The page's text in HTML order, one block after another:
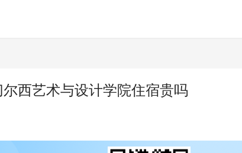
西艺术与设计学院住宿贵吗